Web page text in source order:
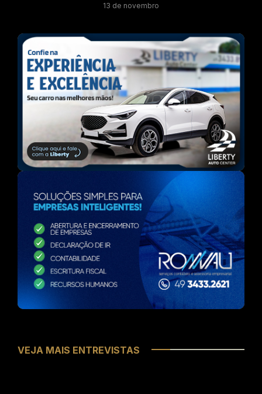
13 de novembro
VEJA MAIS ENTREVISTAS